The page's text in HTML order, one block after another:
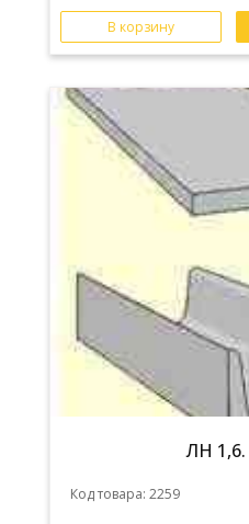
В корзину
ЛН 1,6.
Код товара: 2259